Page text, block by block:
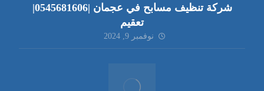
شركة تنظيف مسابح في عجمان |0545681606|
تعقيم
نوفمبر 9, 2024